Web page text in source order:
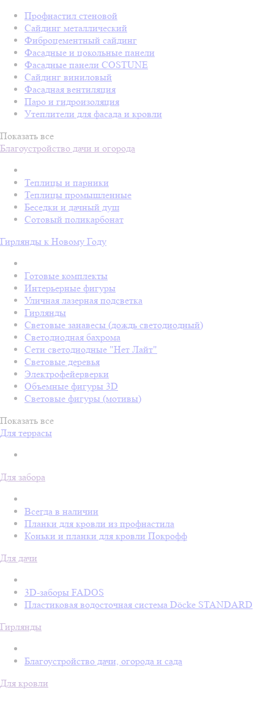
Профнастил стеновой
Сайдинг металлический
Фиброцементный сайдинг
Фасадные и цокольные панели
Фасадные панели COSTUNE
Сайдинг виниловый
Фасадная вентиляция
Паро и гидроизоляция
Утеплители для фасада и кровли
Показать все
Благоустройство дачи и огорода
Теплицы и парники
Теплицы промышленные
Беседки и дачный душ
Сотовый поликарбонат
Гирлянды к Новому Году
Готовые комплекты
Интерьерные фигуры
Уличная лазерная подсветка
Гирлянды
Световые занавесы (дождь светодиодный)
Светодиодная бахрома
Сети светодиодные "Нет Лайт"
Световые деревья
Электрофейерверки
Объемные фигуры 3D
Световые фигуры (мотивы)
Показать все
Для террасы
Для забора
Всегда в наличии
Планки для кровли из профнастила
Коньки и планки для кровли Покрофф
Для дачи
3D-заборы FADOS
Пластиковая водосточная система Döcke STANDARD
Гирлянды
Благоустройство дачи, огорода и сада
Для кровли